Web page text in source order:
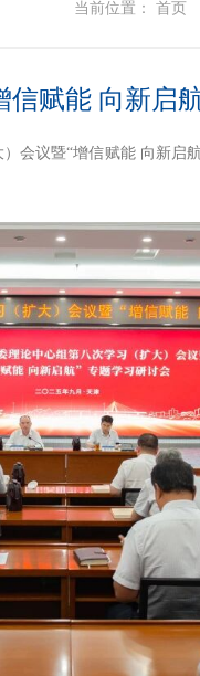
当前位置： 首页
信赋能 向新启
会议暨“增信赋能 向新启